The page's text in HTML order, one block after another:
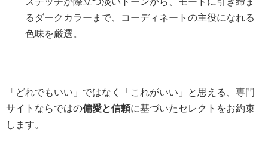
るダークカラーまで、コーディネートの主役になれる
色味を厳選。
「どれでもいい」ではなく「これがいい」と思える、専門
サイトならではの偏愛と信頼に基づいたセレクトをお約束
します。